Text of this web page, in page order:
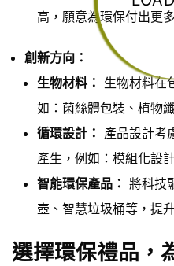
高，願意為環保付出更
創新方向：
生物材料： 生物材料在
如：菌絲體包裝、植物
循環設計： 產品設計考
產生，例如：模組化設
智能環保產品： 將科技
壺、智慧垃圾桶等，提
選擇環保禮品，